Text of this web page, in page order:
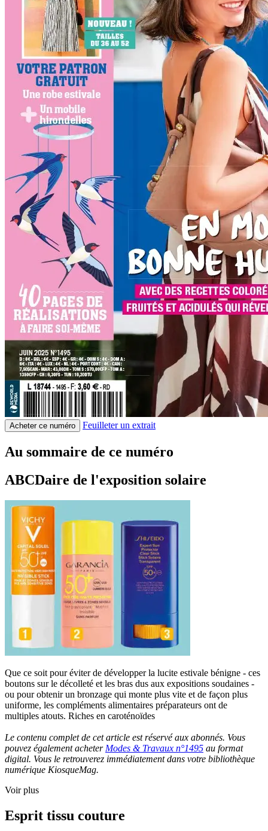
Acheter ce numéro Feuilleter un extrait
Au sommaire de ce numéro
ABCDaire de l'exposition solaire
Que ce soit pour éviter de développer la lucite estivale bénigne - ces
boutons sur le décolleté et les bras dus aux expositions soudaines -
ou pour obtenir un bronzage qui monte plus vite et de façon plus
uniforme, les compléments alimentaires préparateurs ont de
multiples atouts. Riches en caroténoïdes
Le contenu complet de cet article est réservé aux abonnés. Vous
pouvez également acheter Modes & Travaux n°1495 au format
digital. Vous le retrouverez immédiatement dans votre bibliothèque
numérique KiosqueMag.
Voir plus
Esprit tissu couture